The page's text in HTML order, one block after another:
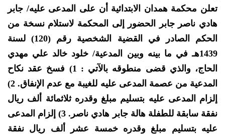
تعلن محكمة همدان الابتدائية أن على المدعى عليه/ جابر
هادي ناصر جابر الحضور إلى المحكمة لاستلام نسخة من
الحكم الصادر في القضية الشخصية رقم (120) لسنة
1439هـ في ما بينه وبين المدعية/ خلود خالد علي مهدي
الحاج، والذي قضى منطوقه بالآتي : 1) فسخ عقد نكاح
المدعية من عصمة المدعى عليه للغيبة مع عدم الإنفاق. 2)
إلزام المدعى عليه بتسليم مبلغ وقدره ثلاثمائة ألف ريال
نفقة سابقة للطفلة هالة جابر هادي ناصر. 3) إلزام المدعى
عليه بتسليم مبلغ وقدره خمسة عشر ألف ريال نفقة